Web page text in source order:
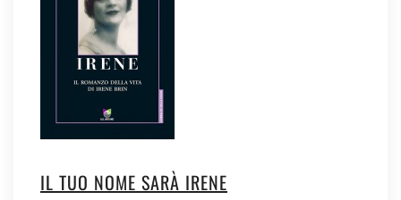
IL TUO NOME SARÀ IRENE